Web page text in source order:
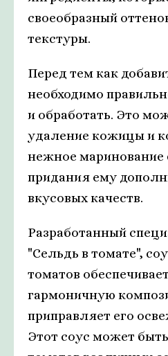
своеобразный
текстуры.
Перед тем как
необходимо
и обработать. Это
удаление кожицы и
нежное
придания ему
вкусовых качеств.
Разработанный
"Сельдь в томате",
томатов
гармоничную
приправляет его
Этот соус может